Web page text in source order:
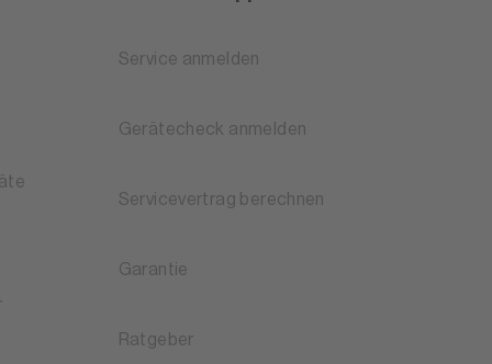
Service anmelden
Gerätecheck anmelden
Servicevertrag berechnen
Garantie
Ratgeber